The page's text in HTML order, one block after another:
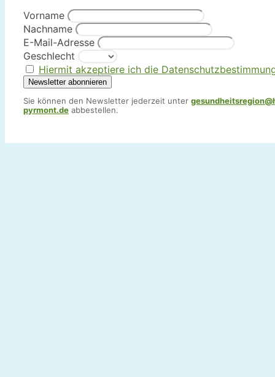
Vorname
Nachname
E-Mail-Adresse
Geschlecht
Hiermit akzeptiere ich die
Sie können den Newsletter jederzeit unter
pyrmont.de abbestellen.